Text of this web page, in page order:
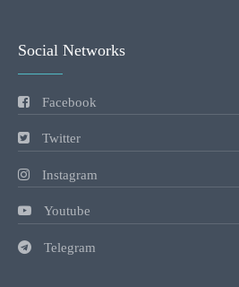
Social Networks
Facebook
Twitter
Instagram
Youtube
Telegram